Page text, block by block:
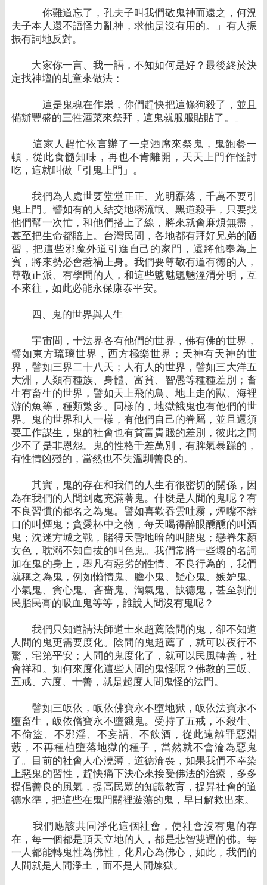
「你難道忘了，孔夫子叫我們敬鬼神而遠之，何況
夫子本人還不語怪力亂神，求他是沒有用的。」有人振
振有詞地反對。
大家你一言、我一語，不知如何是好？最後終於決
定找神壇的乩童來做法：
「這是鬼魂在作祟，你們趕快把這條狗殺了，並且
備辦豐盛的三牲酒菜來祭拜，這鬼就服服貼貼了。」
這家人趕忙依言辦了一桌酒席來祭鬼，鬼飽餐一
頓，從此食髓知味，再也不肯離開，天天上門作怪討
吃，這就叫做「引鬼上門」。
我們為人處世要堂堂正正、光明磊落，千萬不要引
鬼上門。譬如有的人結交地痞流氓、黑道殺手，只要找
他們幫一次忙，和他們搭上了線，將來就會麻煩無盡，
甚至把生命都賠上。台灣民間，各地都有拜好兄弟的陋
習，把這些邪魔外道引進自己的家門，還將他奉為上
賓，將來勢必會惹禍上身。我們要尊敬有道有德的人，
尊敬正派、有學問的人，和這些魑魅魍魎涇渭分明，互
不來往，如此必能永保康泰平安。
四、鬼的世界與人生
宇宙間，十法界各有他們的世界，佛有佛的世界，
譬如東方琉璃世界，西方極樂世界；天神有天神的世
界，譬如三界二十八天；人有人的世界，譬如三大洋五
大洲，人類有種族、身體、富貧、智愚等種種差別；畜
生有畜生的世界，譬如天上飛的鳥、地上走的獸、海裡
游的魚等，種類繁多。同樣的，地獄餓鬼也有他們的世
界。鬼的世界和人一樣，有他們自己的眷屬，並且還須
要工作謀生，鬼的社會也有貧富貴賤的差別，彼此之間
少不了是非恩怨。鬼的性格千差萬別，有脾氣暴躁的，
有性情凶殘的，當然也不失溫馴善良的。
其實，鬼的存在和我們的人生有很密切的關係，因
為在我們的人間到處充滿著鬼。什麼是人間的鬼呢？有
不良習慣的都名之為鬼。譬如喜歡吞雲吐霧，煙嘴不離
口的叫煙鬼；貪愛杯中之物，每天喝得醉眼醺醺的叫酒
鬼；沈迷方城之戰，賭得天昏地暗的叫賭鬼；戀眷朱顏
女色，耽溺不知自拔的叫色鬼。我們常將一些壞的名詞
加在鬼的身上，舉凡有惡劣的性情、不良行為的，我們
就稱之為鬼，例如懶惰鬼、膽小鬼、疑心鬼、嫉妒鬼、
小氣鬼、貪心鬼、吝嗇鬼、淘氣鬼、缺德鬼，甚至剝削
民脂民膏的吸血鬼等等，誰說人間沒有鬼呢？
我們只知道請法師道士來超薦陰間的鬼，卻不知道
人間的鬼更需要度化。陰間的鬼超薦了，就可以夜行不
驚，宅第平安；人間的鬼度化了，就可以民風轉善，社
會祥和。如何來度化這些人間的鬼怪呢？佛教的三皈、
五戒、六度、十善，就是超度人間鬼怪的法門。
譬如三皈依，皈依佛寶永不墮地獄，皈依法寶永不
墮畜生，皈依僧寶永不墮餓鬼。受持了五戒，不殺生、
不偷盜、不邪淫、不妄語、不飲酒，從此遠離罪惡淵
藪，不再種植墮落地獄的種子，當然就不會淪為惡鬼
了。目前的社會人心澆薄，道德淪喪，如果我們不幸染
上惡鬼的習性，趕快痛下決心來接受佛法的治療，多多
提倡善良的風氣，提高民眾的知識教育，提昇社會的道
德水準，把這些在鬼門關裡遊蕩的鬼，早日解救出來。
我們應該共同淨化這個社會，使社會沒有鬼的存
在，每一個都是頂天立地的人，都是悲智雙運的佛。每
一人都能轉鬼性為佛性，化凡心為佛心，如此，我們的
人間就是人間淨土，而不是人間煉獄。